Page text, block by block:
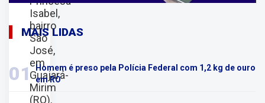
Isabel,
bairro
São
José,
em
Guajará-
Mirim
(RO).
MAIS LIDAS
01
Homem é preso pela Polícia Federal com 1,2 kg de ouro
em RO